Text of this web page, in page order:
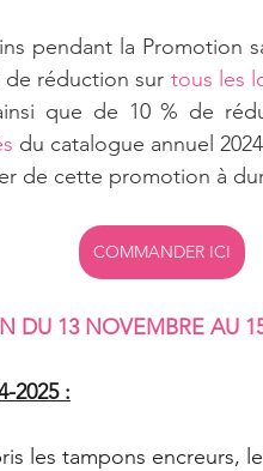
pendant la Promotion
réduction sur tous les
que de 10 % de
du catalogue annuel
de cette promotion à
COMMANDER ICI
DU 13 NOVEMBRE AU
2025 :
les tampons encreurs,